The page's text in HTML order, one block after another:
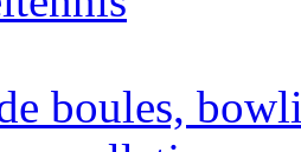
boules,